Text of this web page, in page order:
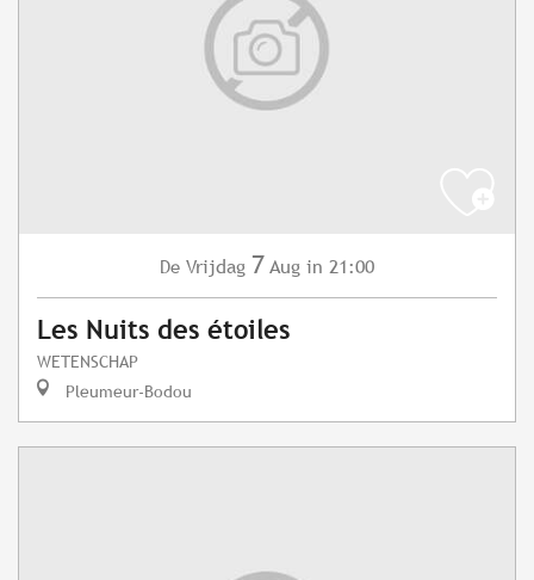
De Vrijdag 7 Aug in 21:00
Les Nuits des étoiles
WETENSCHAP
Pleumeur-Bodou